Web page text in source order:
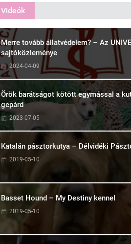
Videók
Merre tovább állatvédelem? – Az
sajtóközleménye
2024-04-09
Örök barátságot kötött egymással a
gepárd
2023-07-05
Katalán pásztorkutya – Délvidéki
2019-05-10
Basset Hound – My Destiny kennel
2019-05-10